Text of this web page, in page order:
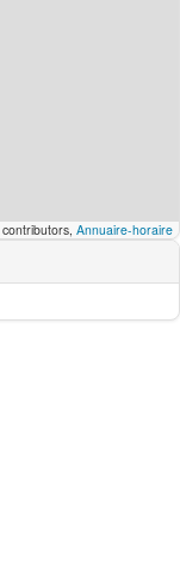
contributors, Annuaire-horaire